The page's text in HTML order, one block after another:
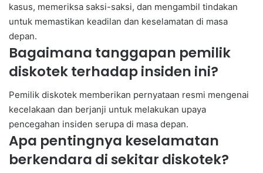
kasus, memeriksa saksi-saksi, dan mengambil tindakan
untuk memastikan keadilan dan keselamatan di masa
depan.
Bagaimana tanggapan pemilik
diskotek terhadap insiden ini?
Pemilik diskotek memberikan pernyataan resmi mengenai
kecelakaan dan berjanji untuk melakukan upaya
pencegahan insiden serupa di masa depan.
Apa pentingnya keselamatan
berkendara di sekitar diskotek?